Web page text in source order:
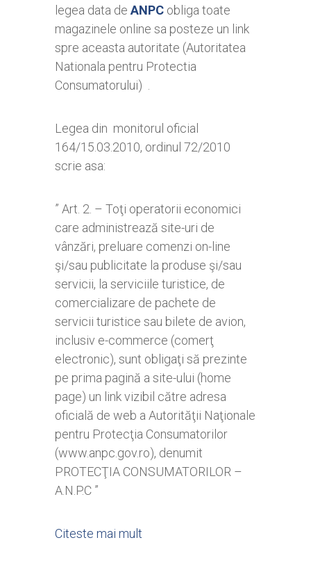
legea data de ANPC obliga toate
magazinele online sa posteze un link
spre aceasta autoritate (Autoritatea
Nationala pentru Protectia
Consumatorului) .
Legea din monitorul oficial
164/15.03.2010, ordinul 72/2010
scrie asa:
” Art. 2. – Toţi operatorii economici
care administrează site-uri de
vânzări, preluare comenzi on-line
şi/sau publicitate la produse şi/sau
servicii, la serviciile turistice, de
comercializare de pachete de
servicii turistice sau bilete de avion,
inclusiv e-commerce (comerţ
electronic), sunt obligaţi să prezinte
pe prima pagină a site-ului (home
page) un link vizibil către adresa
oficială de web a Autorităţii Naţionale
pentru Protecţia Consumatorilor
(www.anpc.gov.ro), denumit
PROTECŢIA CONSUMATORILOR –
A.N.P.C ”
Citeste mai mult